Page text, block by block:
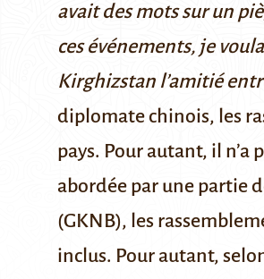
avait des mots sur un
ces événements, je
Kirghizstan l’amitié
diplomate chinois, les
pays. Pour autant, il
abordée par une partie
(GKNB), les
inclus. Pour autant,